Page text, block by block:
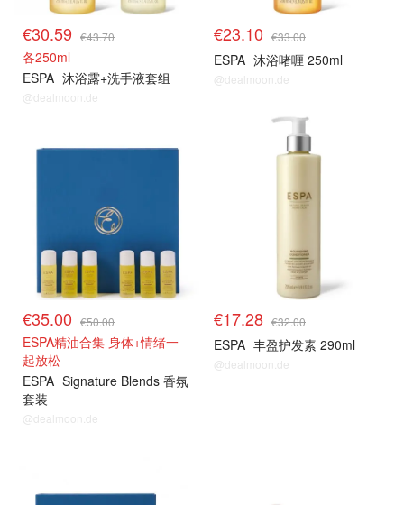
€30.59 €43.70
各250ml
ESPA 沐浴露+洗手液套组
@dealmoon.de
€23.10 €33.00
ESPA 沐浴啫喱 250ml
@dealmoon.de
€35.00 €50.00
ESPA精油合集 身体+情绪一
起放松
ESPA Signature Blends 香氛
套装
@dealmoon.de
€17.28 €32.00
ESPA 丰盈护发素 290ml
@dealmoon.de